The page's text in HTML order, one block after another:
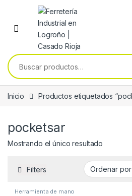
Skip to navigation
Skip to content
Buscar por:
Inicio Productos etiquetados
pocketsar
Mostrando el único resultado
Filters
Herramienta de mano